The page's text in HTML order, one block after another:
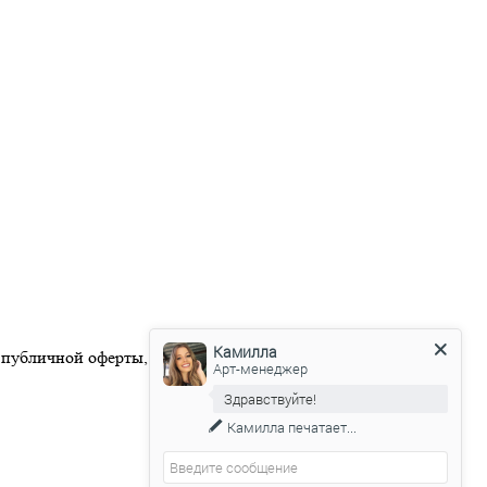
оферты, размещенной на официальном веб-сайте
Камилла
Арт-менеджер
Здравствуйте!
Камилла печатает...